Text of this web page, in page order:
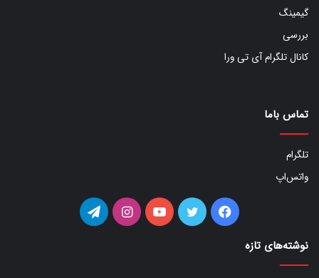
گیمینگ
بررسی
کانال تلگرام آی تی ورا
تماس باما
تلگرام
واتس‌اپ
فیس توییتر یوتیوب اینستاگرامتلگرام
نوشته‌های تازه